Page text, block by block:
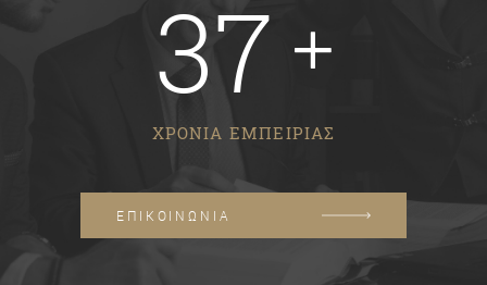
37
ΧΡΟΝΙΑ ΕΜΠΕΙΡΙΑΣ
ΕΠΙΚΟΙΝΩΝΙΑ